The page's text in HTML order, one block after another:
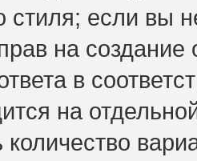
стиля; если вы
на
в
на
количество